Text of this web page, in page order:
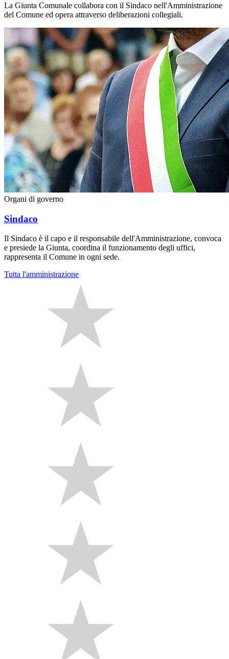
La Giunta Comunale collabora con il Sindaco nell'Amministrazione
del Comune ed opera attraverso deliberazioni collegiali.
Organi di governo
Sindaco
Il Sindaco è il capo e il responsabile dell'Amministrazione, convoca
e presiede la Giunta, coordina il funzionamento degli uffici,
rappresenta il Comune in ogni sede.
Tutta l'amministrazione